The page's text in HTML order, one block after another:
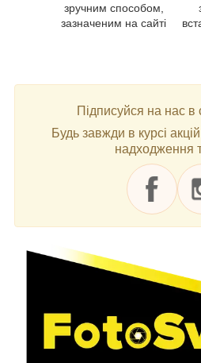
зручним способом,
зазначеним на сайті
Підписуйся на нас
Будь завжди в курсі
надходження